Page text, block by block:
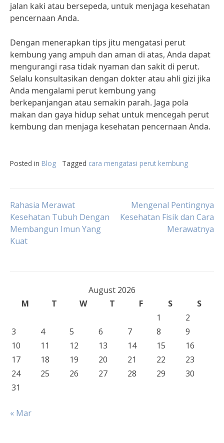
jalan kaki atau bersepeda, untuk menjaga kesehatan
pencernaan Anda.
Dengan menerapkan tips jitu mengatasi perut
kembung yang ampuh dan aman di atas, Anda dapat
mengurangi rasa tidak nyaman dan sakit di perut.
Selalu konsultasikan dengan dokter atau ahli gizi jika
Anda mengalami perut kembung yang
berkepanjangan atau semakin parah. Jaga pola
makan dan gaya hidup sehat untuk mencegah perut
kembung dan menjaga kesehatan pencernaan Anda.
Posted in Blog Tagged cara mengatasi perut kembung
Post
navigation
Rahasia Merawat
Kesehatan Tubuh Dengan
Membangun Imun Yang
Kuat
Mengenal Pentingnya
Kesehatan Fisik dan Cara
Merawatnya
August 2026
M
T W T F S
S
1
2
3
4 5 6 7 8
9
10
11 12 13 14 15
16
17
18 19 20 21 22
23
24
25 26 27 28 29
30
31
« Mar